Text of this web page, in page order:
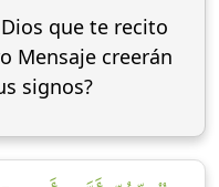
que te recito
Mensaje creerán
signos?